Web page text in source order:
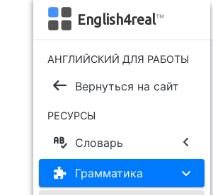
English4real™
АНГЛИЙСКИЙ ДЛЯ РАБОТЫ
Вернуться на сайт
РЕСУРСЫ
Словарь
Грамматика